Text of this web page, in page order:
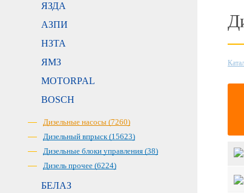
ЯЗДА
АЗПИ
НЗТА
ЯМЗ
MOTORPAL
BOSCH
Дизельные насосы (7260)
Дизельный впрыск (15623)
Дизельные блоки управления (38)
Дизель прочее (6224)
БЕЛАЗ